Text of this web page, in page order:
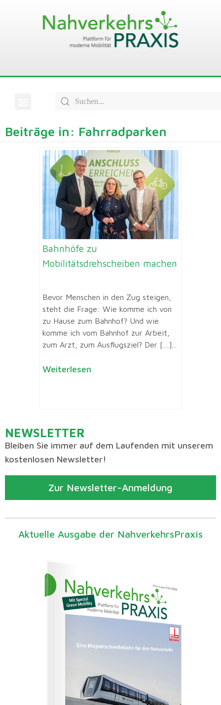
Beiträge in: Fahrradparken
Bahnhöfe zu
Mobilitätsdrehscheiben machen
Bevor Menschen in den Zug steigen,
steht die Frage: Wie komme ich von
zu Hause zum Bahnhof? Und wie
komme ich vom Bahnhof zur Arbeit,
zum Arzt, zum Ausflugsziel? Der […]...
Weiterlesen
NEWSLETTER
Bleiben Sie immer auf dem Laufenden mit unserem
kostenlosen Newsletter!
Zur Newsletter-Anmeldung
Aktuelle Ausgabe der NahverkehrsPraxis